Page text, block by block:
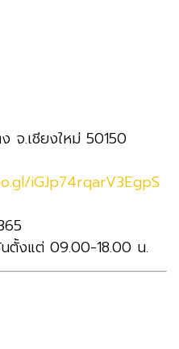
จ.เชียงใหม่ 50150
iGJp74rqarV3EgpS
ตั้งแต่ 09.00-18.00 น.